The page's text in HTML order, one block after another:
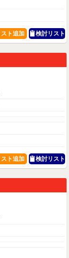
検討リスト
検討リスト